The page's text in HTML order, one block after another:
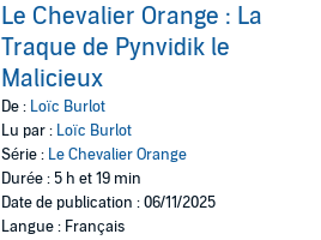
Le Chevalier Orange : La
Traque de Pynvidik le
Malicieux
De : Loïc Burlot
Lu par : Loïc Burlot
Série : Le Chevalier Orange
Durée : 5 h et 19 min
Date de publication : 06/11/2025
Langue : Français